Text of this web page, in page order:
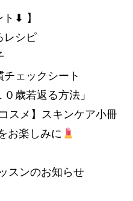
⬇︎ 】
レシピ
ェックシート
歳若返る方法」
スメ】スキンケア小冊
楽しみに
スンのお知らせ